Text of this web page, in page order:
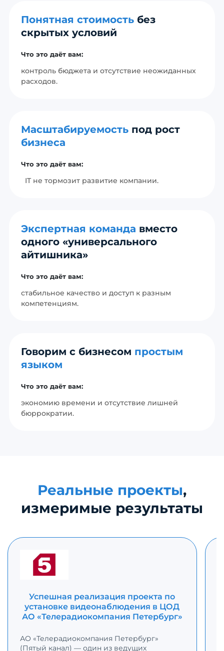
Понятная стоимость без
скрытых условий
Что это даёт вам:
контроль бюджета и отсутствие неожиданных
расходов.
Масштабируемость под рост
бизнеса
Что это даёт вам:
IT не тормозит развитие компании.
Экспертная команда вместо
одного «универсального
айтишника»
Что это даёт вам:
стабильное качество и доступ к разным
компетенциям.
Говорим с бизнесом простым
языком
Что это даёт вам:
экономию времени и отсутствие лишней
бюррократии.
Реальные проекты,
измеримые результаты
Успешная реализация проекта по
установке видеонаблюдения в ЦОД
АО «Телерадиокомпания Петербург»
АО «Телерадиокомпания Петербург»
(Пятый канал) — один из ведущих